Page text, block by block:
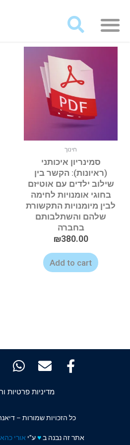
חינוך
סמינריון איכותני
(ראיונות): הקשר בין
שילוב ילדים עם אוטיזם
בחוגי אומנויות לחימה
לבין מיומנויות התקשורת
שלהם והשתלבותם
בחברה
₪380.00
Add to cart
מדיניות פרטיות
כל הזכויות שמורות –
אתר זה נבנה ב♥️ע"י אורי